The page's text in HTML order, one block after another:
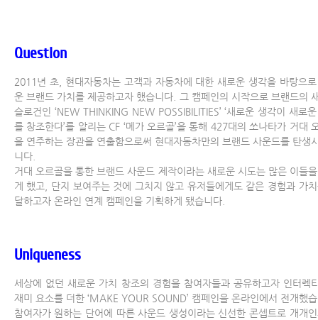
Question
2011년 초, 현대자동차는 고객과 자동차에 대한 새로운 생각을 바탕으
운 브랜드 가치를 제공하고자 했습니다. 그 캠페인의 시작으로 브랜드의
슬로건인 ‘NEW THINKING NEW POSSIBILITIES’ ‘새로운 생각이 새로
를 창조한다’를 알리는 CF ‘메가 오르골’을 통해 427대의 쏘나타가 거대
을 연주하는 장관을 연출함으로써 현대자동차만의 브랜드 사운드를 탄생
니다.
거대 오르골을 통한 브랜드 사운드 제작이라는 새로운 시도는 많은 이들
게 했고, 단지 보여주는 것에 그치지 않고 유저들에게도 같은 경험과 가
달하고자 온라인 연계 캠페인을 기획하게 됐습니다.
Uniqueness
세상에 없던 새로운 가치 창조의 경험을 참여자들과 공유하고자 인터렉
재미 요소를 더한 ‘MAKE YOUR SOUND’ 캠페인을 온라인에서 전개했
참여자가 원하는 단어에 따른 사운드 생성이라는 신선한 콘셉트로 개개